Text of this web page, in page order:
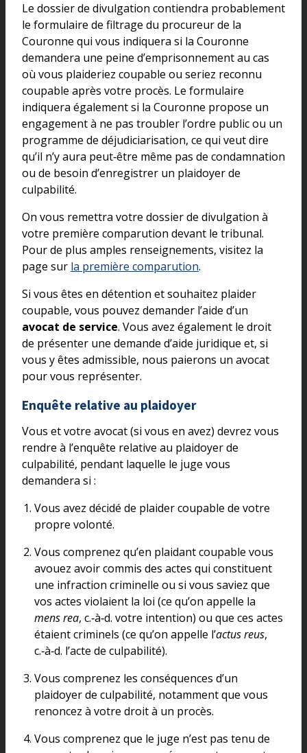
Le dossier de divulgation contiendra probablement
le formulaire de filtrage du procureur de la
Couronne qui vous indiquera si la Couronne
demandera une peine d’emprisonnement au cas
où vous plaideriez coupable ou seriez reconnu
coupable après votre procès. Le formulaire
indiquera également si la Couronne propose un
engagement à ne pas troubler l’ordre public ou un
programme de déjudiciarisation, ce qui veut dire
qu’il n’y aura peut‑être même pas de condamnation
ou de besoin d’enregistrer un plaidoyer de
culpabilité.
On vous remettra votre dossier de divulgation à
votre première comparution devant le tribunal.
Pour de plus amples renseignements, visitez la
page sur la première comparution.
Si vous êtes en détention et souhaitez plaider
coupable, vous pouvez demander l’aide d’un
avocat de service. Vous avez également le droit
de présenter une demande d’aide juridique et, si
vous y êtes admissible, nous paierons un avocat
pour vous représenter.
Enquête relative au plaidoyer
Vous et votre avocat (si vous en avez) devrez vous
rendre à l’enquête relative au plaidoyer de
culpabilité, pendant laquelle le juge vous
demandera si :
Vous avez décidé de plaider coupable de votre
propre volonté.
Vous comprenez qu’en plaidant coupable vous
avouez avoir commis des actes qui constituent
une infraction criminelle ou si vous saviez que
vos actes violaient la loi (ce qu’on appelle la
mens rea, c.‑à‑d. votre intention) ou que ces actes
étaient criminels (ce qu’on appelle l’actus reus,
c.‑à‑d. l’acte de culpabilité).
Vous comprenez les conséquences d’un
plaidoyer de culpabilité, notamment que vous
renoncez à votre droit à un procès.
Vous comprenez que le juge n’est pas tenu de